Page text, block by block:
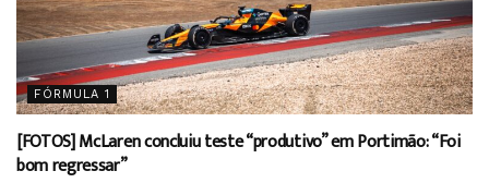
FÓRMULA 1
[FOTOS] McLaren concluiu teste “produtivo” em Portimão: “Foi
bom regressar”